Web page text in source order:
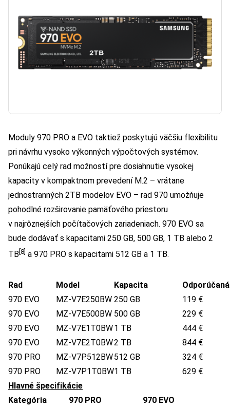
Moduly 970 PRO a EVO taktiež poskytujú väčšiu flexibilitu
pri návrhu vysoko výkonných výpočtových systémov.
Ponúkajú celý rad možností pre dosiahnutie vysokej
kapacity v kompaktnom prevedení M.2 – vrátane
jednostranných 2TB modelov EVO – rad 970 umožňuje
pohodlné rozširovanie pamäťového priestoru
v najrôznejších počítačových zariadeniach. 970 EVO sa
bude dodávať s kapacitami 250 GB, 500 GB, 1 TB alebo 2
TB [8] a 970 PRO s kapacitami 512 GB a 1 TB.
Rad Model Kapacita
970 EVO
MZ-V7E250BW 250 GB
119 €
970 EVO
MZ-V7E500BW 500 GB
229 €
970 EVO
MZ-V7E1T0BW1 TB
444 €
970 EVO
MZ-V7E2T0BW2 TB
844 €
970 PRO
MZ-V7P512BW512 GB
324 €
970 PRO
MZ-V7P1T0BW1 TB
629 €
Hlavné špecifikácie
Kategória
970 PRO
970 EVO